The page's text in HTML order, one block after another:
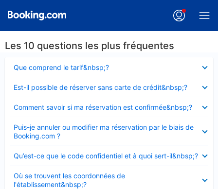
Les 10 questions les plus fréquentes
Que comprend le tarif&nbsp;?
fermé
Est-il possible de réserver sans carte de crédit&nbsp;?
fermé
Comment savoir si ma réservation est confirmée&nbsp;?
fermé
Puis-je annuler ou modifier ma réservation par le biais de
Booking.com ?
fermé
Qu’est-ce que le code confidentiel et à quoi sert-il&nbsp;?
fermé
Où se trouvent les coordonnées de
l'établissement&nbsp;?
fermé